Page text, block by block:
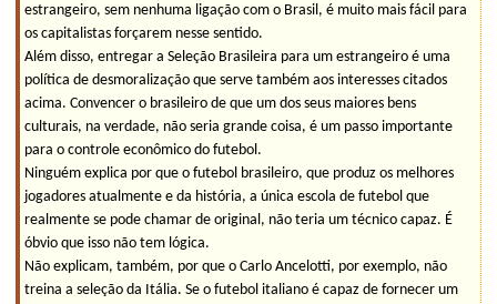
estrangeiro, sem nenhuma ligação com o Brasil, é muito mais fácil para
os capitalistas forçarem nesse sentido.
Além disso, entregar a Seleção Brasileira para um estrangeiro é uma
política de desmoralização que serve também aos interesses citados
acima. Convencer o brasileiro de que um dos seus maiores bens
culturais, na verdade, não seria grande coisa, é um passo importante
para o controle econômico do futebol.
Ninguém explica por que o futebol brasileiro, que produz os melhores
jogadores atualmente e da história, a única escola de futebol que
realmente se pode chamar de original, não teria um técnico capaz. É
óbvio que isso não tem lógica.
Não explicam, também, por que o Carlo Ancelotti, por exemplo, não
treina a seleção da Itália. Se o futebol italiano é capaz de fornecer um